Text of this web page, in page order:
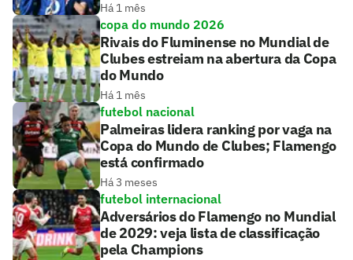
Há 1 mês
copa do mundo 2026
Rivais do Fluminense no Mundial de
Clubes estreiam na abertura da Copa
do Mundo
Há 1 mês
futebol nacional
Palmeiras lidera ranking por vaga na
Copa do Mundo de Clubes; Flamengo
está confirmado
Há 3 meses
futebol internacional
Adversários do Flamengo no Mundial
de 2029: veja lista de classificação
pela Champions